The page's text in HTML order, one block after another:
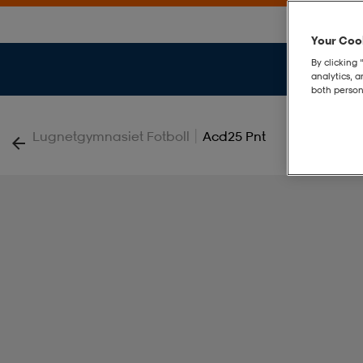
Lugnetgymnasiet Fotboll | Acd25 Pnt
Your
By clicking
analytics,
both